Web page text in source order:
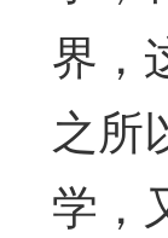
界，
之所
学，